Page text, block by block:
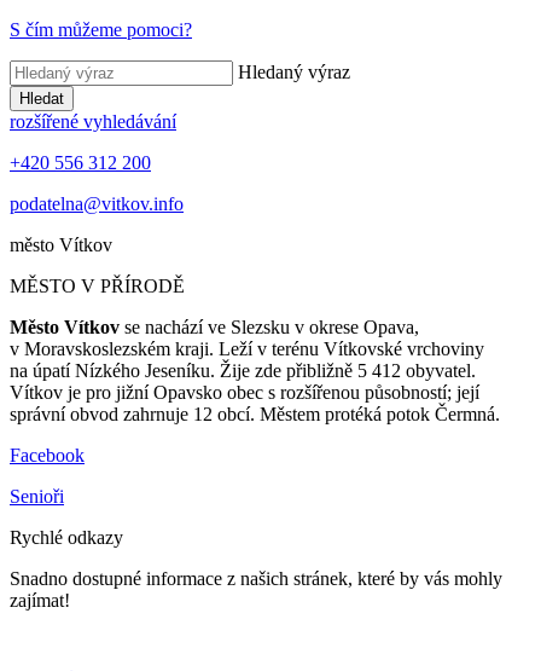
S čím můžeme pomoci?
Hledaný výraz
Hledat
rozšířené vyhledávání
+420 556 312 200
podatelna@vitkov.info
město Vítkov
MĚSTO V PŘÍRODĚ
Město Vítkov se nachází ve Slezsku v okrese Opava,
v Moravskoslezském kraji. Leží v terénu Vítkovské vrchoviny
na úpatí Nízkého Jeseníku. Žije zde přibližně 5 412 obyvatel.
Vítkov je pro jižní Opavsko obec s rozšířenou působností; její
správní obvod zahrnuje 12 obcí. Městem protéká potok Čermná.
Facebook
Senioři
Rychlé odkazy
Snadno dostupné informace z našich stránek, které by vás mohly
zajímat!